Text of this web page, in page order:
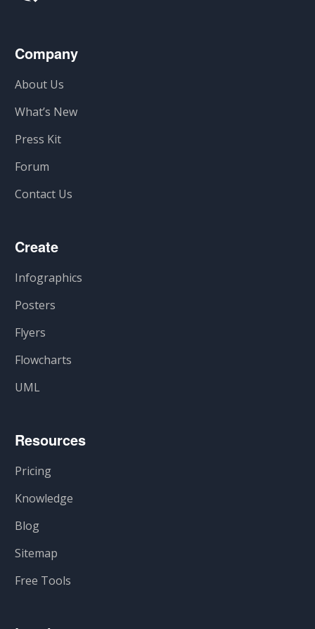
Company
About Us
What’s New
Press Kit
Forum
Contact Us
Create
Infographics
Posters
Flyers
Flowcharts
UML
Resources
Pricing
Knowledge
Blog
Sitemap
Free Tools